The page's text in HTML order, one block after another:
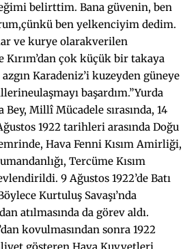
belirttim. Bana güvenin, ben
ben yelkenciyim dedim.
ve kurye olarakverilen
çok küçük bir takaya
Karadeniz’i kuzeyden güneye
başardım.”Yurda
Bey, Millî Mücadele sırasında, 14
1922 tarihleri arasında Doğu
Hava Fenni Kısım Amirliği,
Tercüme Kısım
9 Ağustos 1922’de Batı
Kurtuluş Savaşı’nda
atılmasında da görev aldı.
kovulmasından sonra 1922